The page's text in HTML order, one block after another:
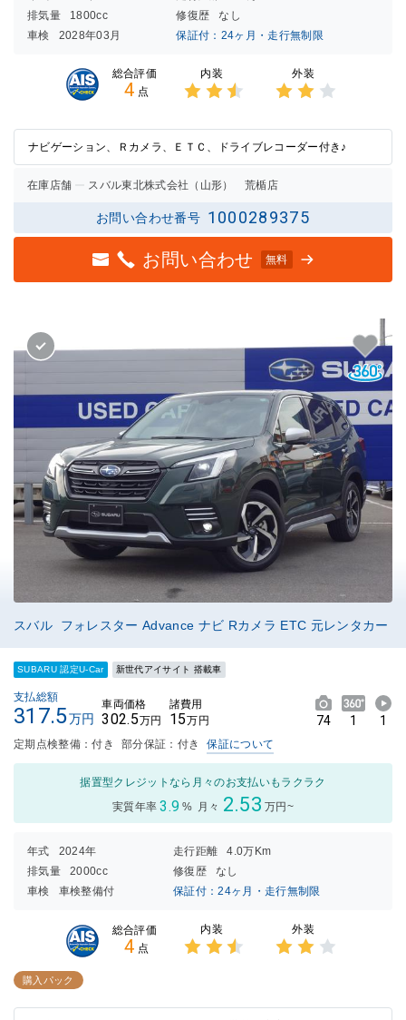
排気量
1800cc 修復歴
なし
車検
2028年03月 保証付：24ヶ月・走行無制限
総合評価
4 点
内装
2.5点
の評価
外装
2点の
評価
ナビゲーション、Ｒカメラ、ＥＴＣ、ドライブレコーダー付き♪
在庫店舗 スバル東北株式会社（山形） 荒楯店
お問い合わせ番号 1000289375
お問い合わせ 無料
スバル フォレスター Advance ナビ Rカメラ ETC 元レンタカー
SUBARU 認定U-Car 新世代アイサイト 搭載車
支払総額
317.5万円
車両価格
302.5万円
諸費用
15万円 74 1 1
定期点検整備：付き 部分保証：付き 保証について
据置型クレジットなら月々のお支払いもラクラク
実質年率 3.9 % 月々 2.53 万円~
年式 2024年 走行距離
4.0万Km
排気量
2000cc 修復歴
なし
車検
車検整備付 保証付：24ヶ月・走行無制限
総合評価
4 点
内装 外装
購入パック